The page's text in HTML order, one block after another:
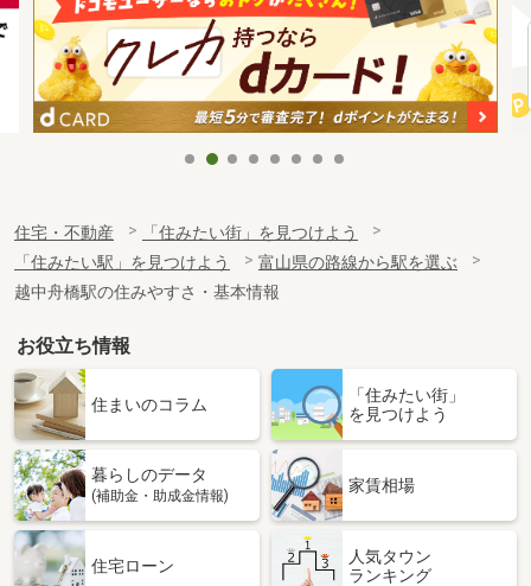
住宅・不動産
「住みたい街」を見つけよう
「住みたい駅」を見つけよう
富山県の路線から駅を選ぶ
越中舟橋駅の住みやすさ・基本情報
お役立ち情報
住まいのコラム
「住みたい街」
を見つけよう
暮らしのデータ
(補助金・助成金情報)
家賃相場
住宅ローン
人気タウン
ランキング